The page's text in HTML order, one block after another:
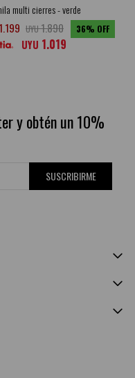
multi cierres - verde
1.199 UYU1.890 36
UYU 1.019
y obtén un 10%
SUSCRIBIRME